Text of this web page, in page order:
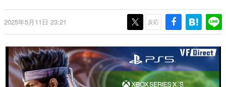
ゲーム世代の作家たち
ゲームに多大な影響を受けた作家さんに取材し、ゲームが
画です。
日本モバイルゲーム産業史
日本のモバイルゲーム史における主要なトピック・タイト
ルを網羅するほか、開発者へのインタビューや識者による
2025年5月11日 23:21 反応